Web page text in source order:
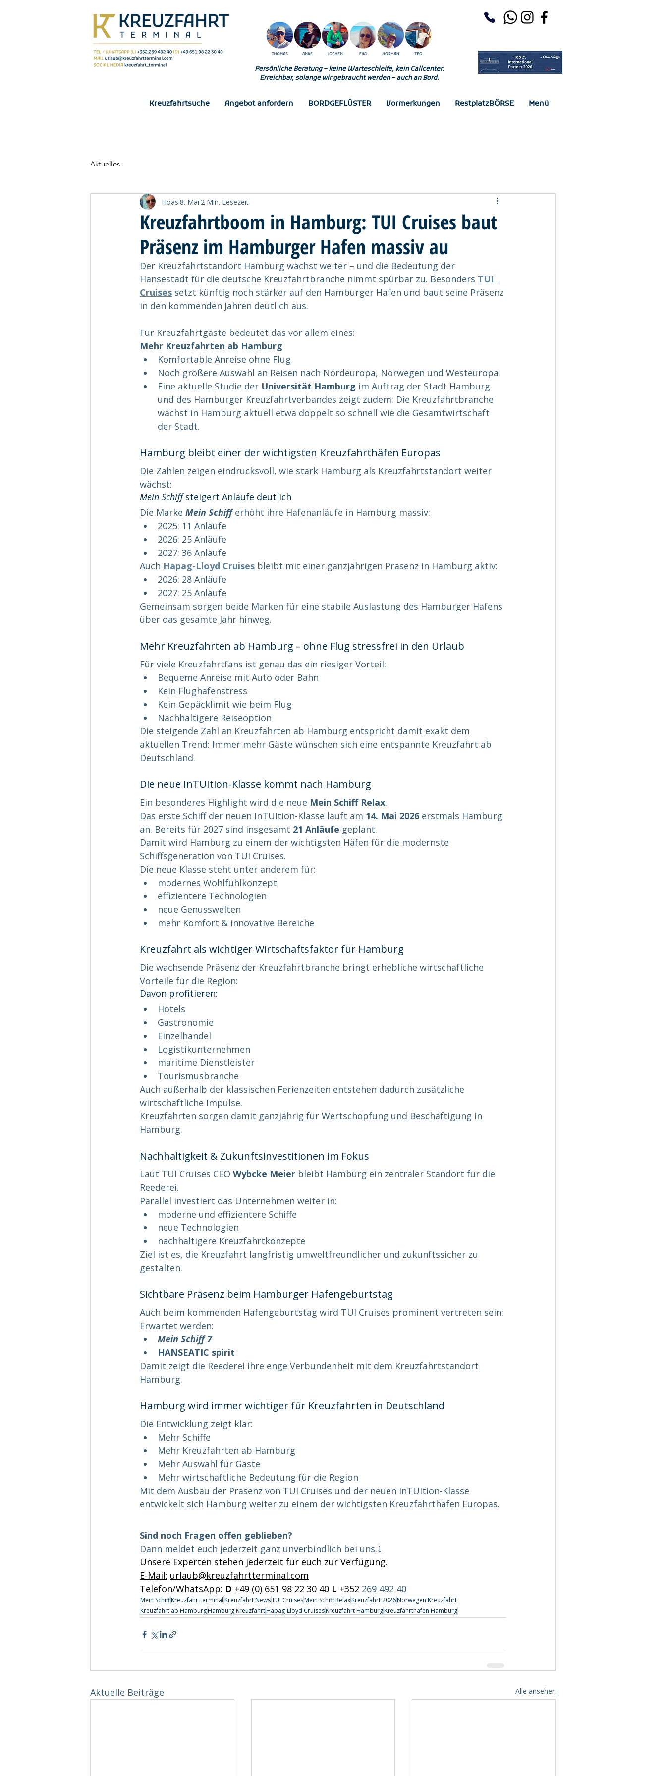
Persönliche Beratung – keine Warteschleife, kein Callcenter.
Erreichbar, solange wir gebraucht werden – auch an Bord.
Kreuzfahrtsuche Angebot anfordern BORDGEFLÜSTER Vormerkungen RestplatzBÖRSE Menü
Aktuelles
Kreuzfahrtboom in Hamburg: TUI Cruises baut
Präsenz im Hamburger Hafen massiv au
Hoas 8. Mai 2 Min. Lesezeit
Der Kreuzfahrtstandort Hamburg wächst weiter – und die Bedeutung der
Hansestadt für die deutsche Kreuzfahrtbranche nimmt spürbar zu. Besonders TUI
Cruises setzt künftig noch stärker auf den Hamburger Hafen und baut seine Präsenz
in den kommenden Jahren deutlich aus.
Für Kreuzfahrtgäste bedeutet das vor allem eines:
Mehr Kreuzfahrten ab Hamburg
Komfortable Anreise ohne Flug
Noch größere Auswahl an Reisen nach Nordeuropa, Norwegen und Westeuropa
Eine aktuelle Studie der Universität Hamburg im Auftrag der Stadt Hamburg
und des Hamburger Kreuzfahrtverbandes zeigt zudem: Die Kreuzfahrtbranche
wächst in Hamburg aktuell etwa doppelt so schnell wie die Gesamtwirtschaft
der Stadt.
Hamburg bleibt einer der wichtigsten Kreuzfahrthäfen Europas
Die Zahlen zeigen eindrucksvoll, wie stark Hamburg als Kreuzfahrtstandort weiter
wächst:
Mein Schiff steigert Anläufe deutlich
Die Marke Mein Schiff erhöht ihre Hafenanläufe in Hamburg massiv:
2025: 11 Anläufe
2026: 25 Anläufe
2027: 36 Anläufe
Auch Hapag-Lloyd Cruises bleibt mit einer ganzjährigen Präsenz in Hamburg aktiv:
2026: 28 Anläufe
2027: 25 Anläufe
Gemeinsam sorgen beide Marken für eine stabile Auslastung des Hamburger Hafens
über das gesamte Jahr hinweg.
Mehr Kreuzfahrten ab Hamburg – ohne Flug stressfrei in den Urlaub
Für viele Kreuzfahrtfans ist genau das ein riesiger Vorteil:
Bequeme Anreise mit Auto oder Bahn
Kein Flughafenstress
Kein Gepäcklimit wie beim Flug
Nachhaltigere Reiseoption
Die steigende Zahl an Kreuzfahrten ab Hamburg entspricht damit exakt dem
aktuellen Trend: Immer mehr Gäste wünschen sich eine entspannte Kreuzfahrt ab
Deutschland.
Die neue InTUItion-Klasse kommt nach Hamburg
Ein besonderes Highlight wird die neue Mein Schiff Relax.
Das erste Schiff der neuen InTUItion-Klasse läuft am 14. Mai 2026 erstmals Hamburg
an. Bereits für 2027 sind insgesamt 21 Anläufe geplant.
Damit wird Hamburg zu einem der wichtigsten Häfen für die modernste
Schiffsgeneration von TUI Cruises.
Die neue Klasse steht unter anderem für:
modernes Wohlfühlkonzept
effizientere Technologien
neue Genusswelten
mehr Komfort & innovative Bereiche
Kreuzfahrt als wichtiger Wirtschaftsfaktor für Hamburg
Die wachsende Präsenz der Kreuzfahrtbranche bringt erhebliche wirtschaftliche
Vorteile für die Region:
Davon profitieren:
Hotels
Gastronomie
Einzelhandel
Logistikunternehmen
maritime Dienstleister
Tourismusbranche
Auch außerhalb der klassischen Ferienzeiten entstehen dadurch zusätzliche
wirtschaftliche Impulse.
Kreuzfahrten sorgen damit ganzjährig für Wertschöpfung und Beschäftigung in
Hamburg.
Nachhaltigkeit & Zukunftsinvestitionen im Fokus
Laut TUI Cruises CEO Wybcke Meier bleibt Hamburg ein zentraler Standort für die
Reederei.
Parallel investiert das Unternehmen weiter in:
moderne und effizientere Schiffe
neue Technologien
nachhaltigere Kreuzfahrtkonzepte
Ziel ist es, die Kreuzfahrt langfristig umweltfreundlicher und zukunftssicher zu
gestalten.
Sichtbare Präsenz beim Hamburger Hafengeburtstag
Auch beim kommenden Hafengeburtstag wird TUI Cruises prominent vertreten sein:
Erwartet werden:
Mein Schiff 7
HANSEATIC spirit
Damit zeigt die Reederei ihre enge Verbundenheit mit dem Kreuzfahrtstandort
Hamburg.
Hamburg wird immer wichtiger für Kreuzfahrten in Deutschland
Die Entwicklung zeigt klar:
Mehr Schiffe
Mehr Kreuzfahrten ab Hamburg
Mehr Auswahl für Gäste
Mehr wirtschaftliche Bedeutung für die Region
Mit dem Ausbau der Präsenz von TUI Cruises und der neuen InTUItion-Klasse
entwickelt sich Hamburg weiter zu einem der wichtigsten Kreuzfahrthäfen Europas.
Sind noch Fragen offen geblieben?
Dann meldet euch jederzeit ganz unverbindlich bei uns.⤵️
Unsere Experten stehen jederzeit für euch zur Verfügung.
E-Mail: urlaub@kreuzfahrtterminal.com
Telefon/WhatsApp: D +49 (0) 651 98 22 30 40 L +352 269 492 40
Mein SchiffKreuzfahrtterminalKreuzfahrt NewsTUI CruisesMein Schiff RelaxKreuzfahrt 2026Norwegen Kreuzfahrt
Kreuzfahrt ab HamburgHamburg KreuzfahrtHapag-Lloyd CruisesKreuzfahrt HamburgKreuzfahrthafen Hamburg
Aktuelle Beiträge Alle ansehen